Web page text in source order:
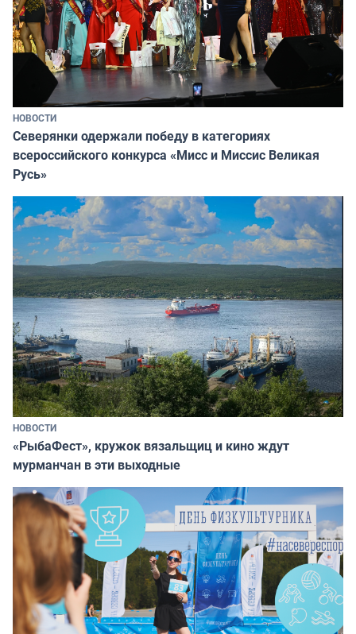
НОВОСТИ
Северянки одержали победу в категориях
всероссийского конкурса «Мисс и Миссис Великая
Русь»
НОВОСТИ
«РыбаФест», кружок вязальщиц и кино ждут
мурманчан в эти выходные